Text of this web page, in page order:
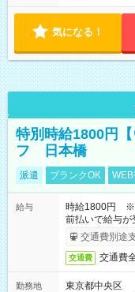
気になる！
特別時給1800円
フ 日本橋
派遣 ブランクOK
給与
時給1800円 ※
前払いで給与が
交通費別途
交通費 交通費
勤務地
東京都中央区